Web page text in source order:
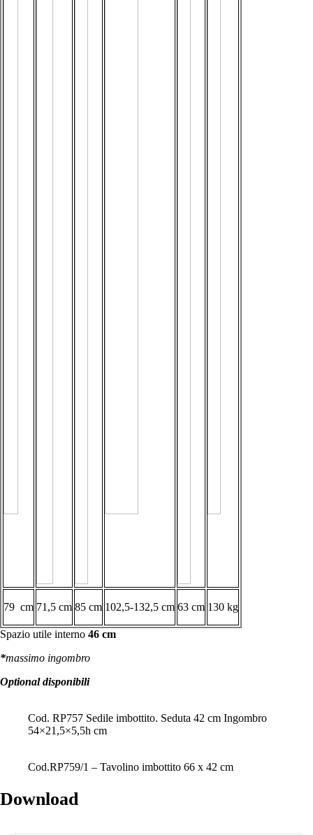
79 cm 71,5 cm 85 cm 102,5-132,5 cm 63 cm 130 kg
Spazio utile interno 46 cm
*massimo ingombro
Optional disponibili
Cod. RP757 Sedile imbottito. Seduta 42 cm Ingombro
54×21,5×5,5h cm
Cod.RP759/1 – Tavolino imbottito 66 x 42 cm
Download